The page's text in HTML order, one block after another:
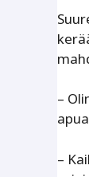
–
–